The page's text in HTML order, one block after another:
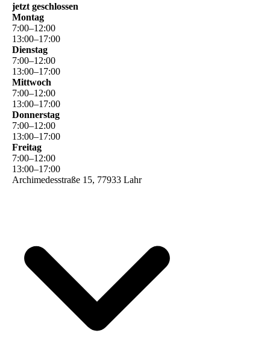
jetzt geschlossen
Montag
7:00–12:00
13:00–17:00
Dienstag
7:00–12:00
13:00–17:00
Mittwoch
7:00–12:00
13:00–17:00
Donnerstag
7:00–12:00
13:00–17:00
Freitag
7:00–12:00
13:00–17:00
Archimedesstraße 15, 77933 Lahr